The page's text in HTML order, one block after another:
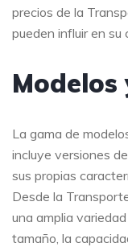
precios de la
pueden influir en su
La gama de
incluye versiones
sus propias
Desde la
una amplia
tamaño, la